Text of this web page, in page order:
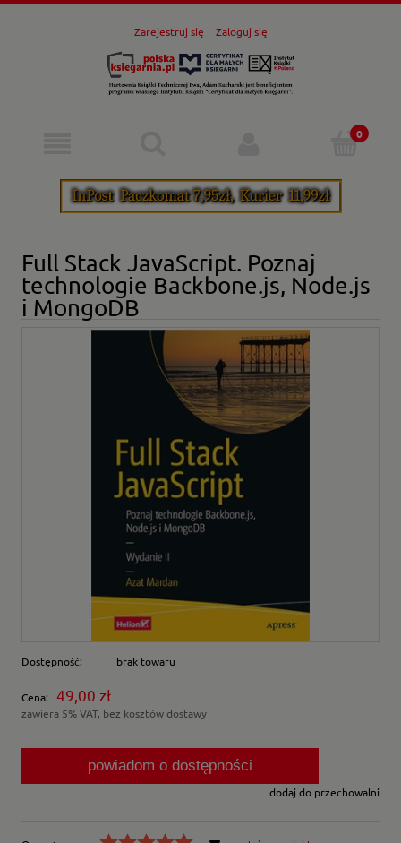
Zarejestruj się Zaloguj się
Full Stack JavaScript. Poznaj
technologie Backbone.js, Node.js
i MongoDB
Dostępność: brak towaru
Cena: 49,00 zł
zawiera 5% VAT, bez kosztów dostawy
powiadom o dostępności
dodaj do przechowalni